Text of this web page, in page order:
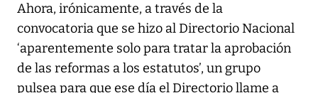
Ahora, irónicamente, a través de la
convocatoria que se hizo al Directorio Nacional
‘aparentemente solo para tratar la aprobación
de las reformas a los estatutos’, un grupo
pulsea para que ese día el Directorio llame a